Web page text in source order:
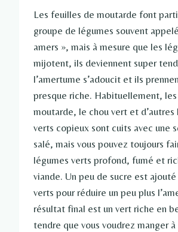
Les feuilles de moutarde font
groupe de légumes souvent
amers », mais à mesure que les
mijotent, ils deviennent super
l’amertume s’adoucit et ils
presque riche. Habituellement,
moutarde, le chou vert et d’autres
verts copieux sont cuits avec une
salé, mais vous pouvez toujours
légumes verts profond, fumé et
viande. Un peu de sucre est
verts pour réduire un peu plus
résultat final est un vert riche en
tendre que vous voudrez manger